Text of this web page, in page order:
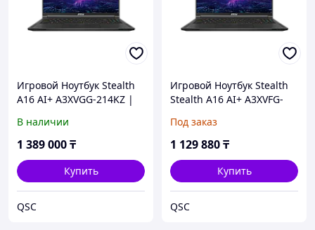
Игровой Ноутбук Stealth
A16 AI+ A3XVGG-214KZ |
OLED, 240Hz Ryzen AI9
32GB DDR5 1TB SSD RTX
В наличии
1 389 000₸
Купить
QSC
Игровой Ноутбук Stealth
Stealth A16 AI+ A3XVFG-
(2560x1600), OLED, 240Hz
Ryzen AI9 32GB DDR5 1TB
Под заказ
1 129 880₸
Купить
QSC